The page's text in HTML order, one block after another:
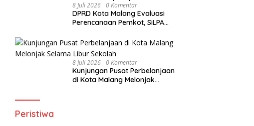
8 Juli 2026 0 Komentar
DPRD Kota Malang Evaluasi
Perencanaan Pemkot, SiLPA
8 Juli 2026 0 Komentar
Kunjungan Pusat Perbelanjaan
di Kota Malang Melonjak
Peristiwa